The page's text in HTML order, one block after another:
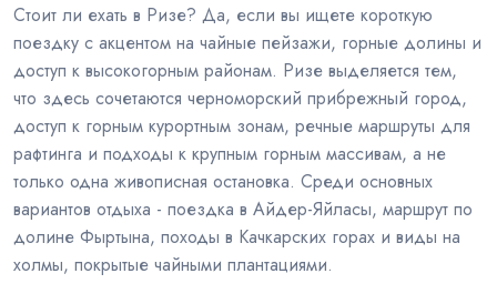
Стоит ли ехать в Ризе? Да, если вы ищете короткую
поездку с акцентом на чайные пейзажи, горные долины и
доступ к высокогорным районам. Ризе выделяется тем,
что здесь сочетаются черноморский прибрежный город,
доступ к горным курортным зонам, речные маршруты для
рафтинга и подходы к крупным горным массивам, а не
только одна живописная остановка. Среди основных
вариантов отдыха - поездка в Айдер-Яйласы, маршрут по
долине Фыртына, походы в Качкарских горах и виды на
холмы, покрытые чайными плантациями.